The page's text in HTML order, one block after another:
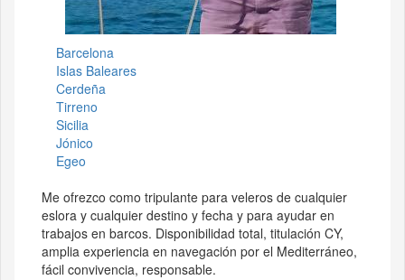
Barcelona
Islas Baleares
Cerdeña
Tirreno
Sicilia
Jónico
Egeo
Me ofrezco como tripulante para veleros de cualquier
eslora y cualquier destino y fecha y para ayudar en
trabajos en barcos. Disponibilidad total, titulación CY,
amplia experiencia en navegación por el Mediterráneo,
fácil convivencia, responsable.